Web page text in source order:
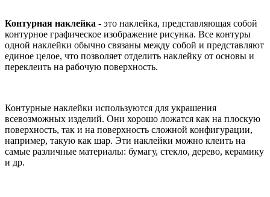
Контурная наклейка - это наклейка, представляющая собой
контурное графическое изображение рисунка. Все контуры
одной наклейки обычно связаны между собой и представляют
единое целое, что позволяет отделить наклейку от основы и
переклеить на рабочую поверхность.
Контурные наклейки используются для украшения
всевозможных изделий. Они хорошо ложатся как на плоскую
поверхность, так и на поверхность сложной конфигурации,
например, такую как шар. Эти наклейки можно клеить на
самые различные материалы: бумагу, стекло, дерево, керамику
и др.